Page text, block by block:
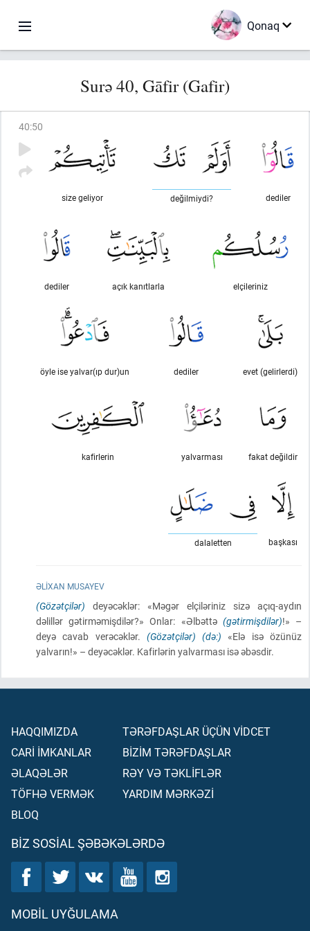
Qonaq
Surə 40, Gāfir (Gafir)
40:50
dediler
değilmiydi?
size geliyor
elçileriniz
açık kanıtlarla
dediler
evet (gelirlerdi)
dediler
öyle ise yalvar(ıp dur)un
fakat değildir
yalvarması
kafirlerin
başkası
dalaletten
ƏLIXAN MUSAYEV
(Gözətçilər) deyəcəklər: «Məgər elçiləriniz sizə açıq-aydın
dəlillər gətirməmişdilər?» Onlar: «Əlbəttə (gətirmişdilər)!» –
deyə cavab verəcəklər. (Gözətçilər) (də:) «Elə isə özünüz
yalvarın!» – deyəcəklər. Kafirlərin yalvarması isə əbəsdir.
HAQQIMIZDA
CARİ İMKANLAR
ƏLAQƏLƏR
TÖFHƏ VERMƏK
BLOQ
TƏRƏFDAŞLAR ÜÇÜN VİDCET
BİZİM TƏRƏFDAŞLAR
RƏY VƏ TƏKLİFLƏR
YARDIM MƏRKƏZİ
BIZ SOSIAL ŞƏBƏKƏLƏRDƏ
MOBIL UYĞULAMA